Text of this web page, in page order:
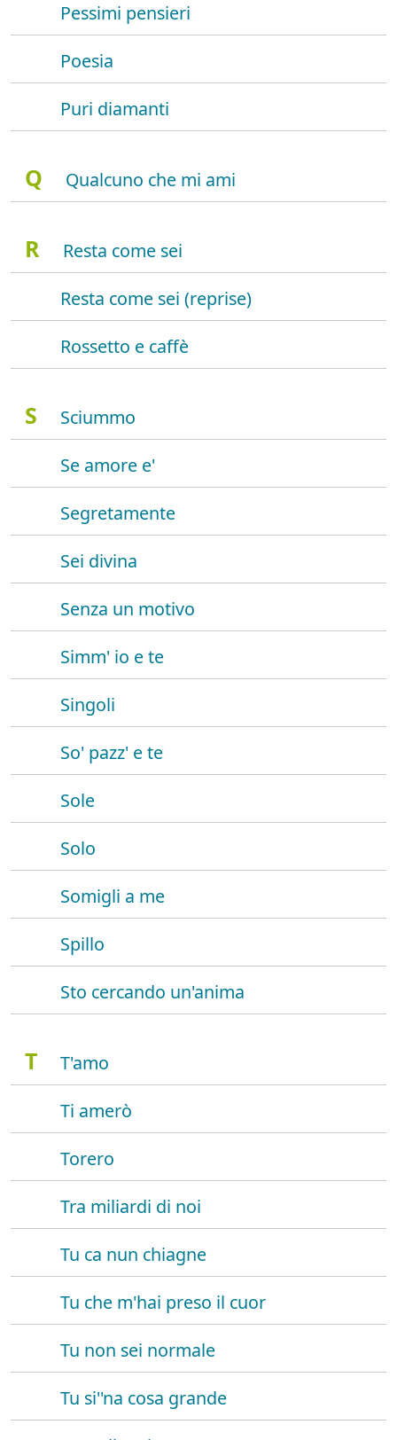
Pessimi pensieri
Poesia
Puri diamanti
Q Qualcuno che mi ami
R
Resta come sei
Resta come sei (reprise)
Rossetto e caffè
S
Sciummo
Se amore e'
Segretamente
Sei divina
Senza un motivo
Simm' io e te
Singoli
So' pazz' e te
Sole
Solo
Somigli a me
Spillo
Sto cercando un'anima
T
T'amo
Ti amerò
Torero
Tra miliardi di noi
Tu ca nun chiagne
Tu che m'hai preso il cuor
Tu non sei normale
Tu si''na cosa grande